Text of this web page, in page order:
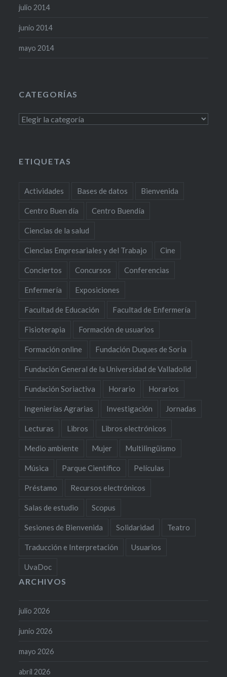
julio 2014
junio 2014
mayo 2014
CATEGORÍAS
Categorías
ETIQUETAS
Actividades Bases de datos Bienvenida
Centro Buen día Centro Buendía
Ciencias de la salud
Ciencias Empresariales y del Trabajo Cine
Conciertos Concursos Conferencias
Enfermería Exposiciones
Facultad de Educación Facultad de Enfermería
Fisioterapia Formación de usuarios
Formación online Fundación Duques de Soria
Fundación General de la Universidad de Valladolid
Fundación Soriactiva Horario Horarios
Ingenierías Agrarias Investigación Jornadas
Lecturas Libros Libros electrónicos
Medio ambiente Mujer Multilingüismo
Música Parque Científico Películas
Préstamo Recursos electrónicos
Salas de estudio Scopus
Sesiones de Bienvenida Solidaridad Teatro
Traducción e Interpretación Usuarios
UvaDoc
ARCHIVOS
julio 2026
junio 2026
mayo 2026
abril 2026